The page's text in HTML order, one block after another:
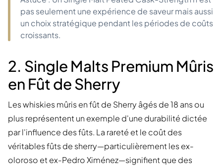
pas seulement une expérience de saveur mais aussi
un choix stratégique pendant les périodes de coûts
croissants.
2. Single Malts Premium Mûris
en Fût de Sherry
Les whiskies mûris en fût de Sherry âgés de 18 ans ou
plus représentent un exemple d'une durabilité dictée
par l'influence des fûts. La rareté et le coût des
véritables fûts de sherry—particulièrement les ex-
oloroso et ex-Pedro Ximénez—signifient que des